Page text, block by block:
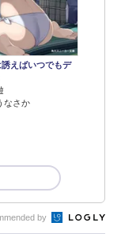
えばいつでもデ
なさか
by